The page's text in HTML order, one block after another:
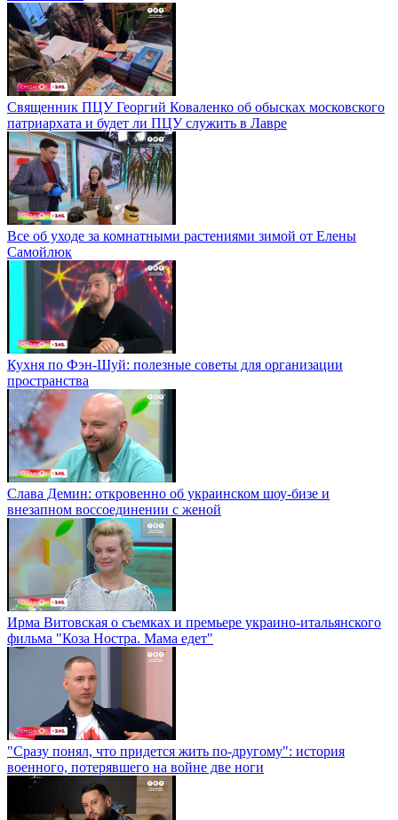
Священник ПЦУ Георгий Коваленко об обысках московского
патриархата и будет ли ПЦУ служить в Лавре
Все об уходе за комнатными растениями зимой от Елены
Самойлюк
Кухня по Фэн-Шуй: полезные советы для организации
пространства
Слава Демин: откровенно об украинском шоу-бизе и
внезапном воссоединении с женой
Ирма Витовская о съемках и премьере украино-итальянского
фильма "Коза Ностра. Мама едет"
"Сразу понял, что придется жить по-другому": история
военного, потерявшего на войне две ноги